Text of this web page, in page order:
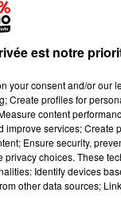
est notre
your consent and/or our
Create profiles for
content
services; Create
Ensure security,
choices. These
Identify devices
other data sources;